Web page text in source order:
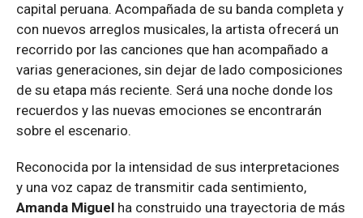
capital peruana. Acompañada de su banda completa y
con nuevos arreglos musicales, la artista ofrecerá un
recorrido por las canciones que han acompañado a
varias generaciones, sin dejar de lado composiciones
de su etapa más reciente. Será una noche donde los
recuerdos y las nuevas emociones se encontrarán
sobre el escenario.
Reconocida por la intensidad de sus interpretaciones
y una voz capaz de transmitir cada sentimiento,
Amanda Miguel ha construido una trayectoria de más